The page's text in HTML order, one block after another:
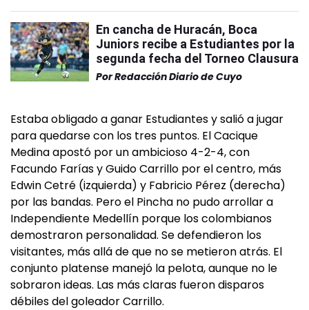
En cancha de Huracán, Boca
Juniors recibe a Estudiantes por la
segunda fecha del Torneo Clausura
PorRedacción Diario de Cuyo
Estaba obligado a ganar Estudiantes y salió a jugar
para quedarse con los tres puntos. El Cacique
Medina apostó por un ambicioso 4-2-4, con
Facundo Farías y Guido Carrillo por el centro, más
Edwin Cetré (izquierda) y Fabricio Pérez (derecha)
por las bandas. Pero el Pincha no pudo arrollar a
Independiente Medellín porque los colombianos
demostraron personalidad. Se defendieron los
visitantes, más allá de que no se metieron atrás. El
conjunto platense manejó la pelota, aunque no le
sobraron ideas. Las más claras fueron disparos
débiles del goleador Carrillo.